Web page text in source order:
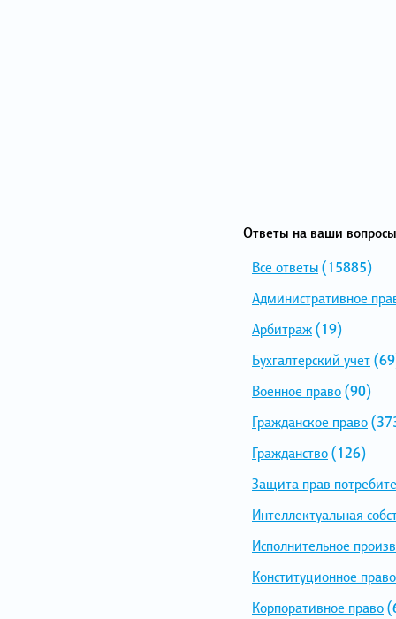
Ответы на ваши
Все ответы(15885)
Административное
Арбитраж(19)
Бухгалтерский учет
Военное право(90)
Гражданское право
Гражданство(126)
Защита прав
Интеллектуальная
Исполнительное
Конституционное право
Корпоративное право